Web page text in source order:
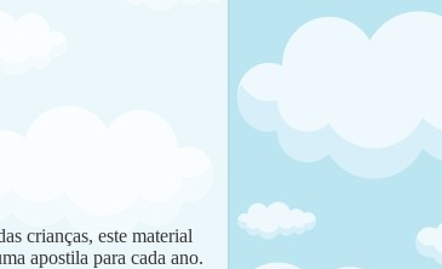
crianças, este material
apostila para cada ano.